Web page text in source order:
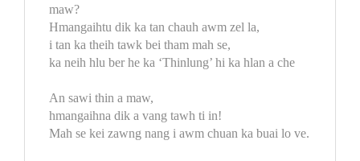
maw?
Hmangaihtu dik ka tan chauh awm zel la,
i tan ka theih tawk bei tham mah se,
ka neih hlu ber he ka ‘Thinlung’ hi ka hlan a che
An sawi thin a maw,
hmangaihna dik a vang tawh ti in!
Mah se kei zawng nang i awm chuan ka buai lo ve.